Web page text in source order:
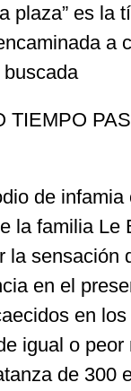
plaza” es la
a
TIEMPO
de infamia
la familia Le
la sensación
en el
en
igual o peor
de 300